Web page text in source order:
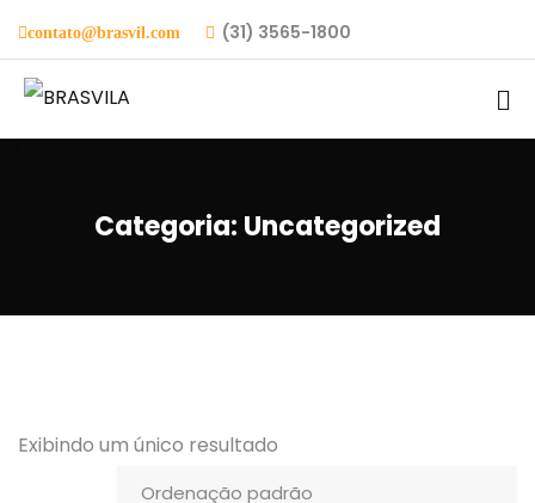
contato@brasvil.com (31) 3565-1800
Categoria: Uncategorized
Exibindo um único resultado